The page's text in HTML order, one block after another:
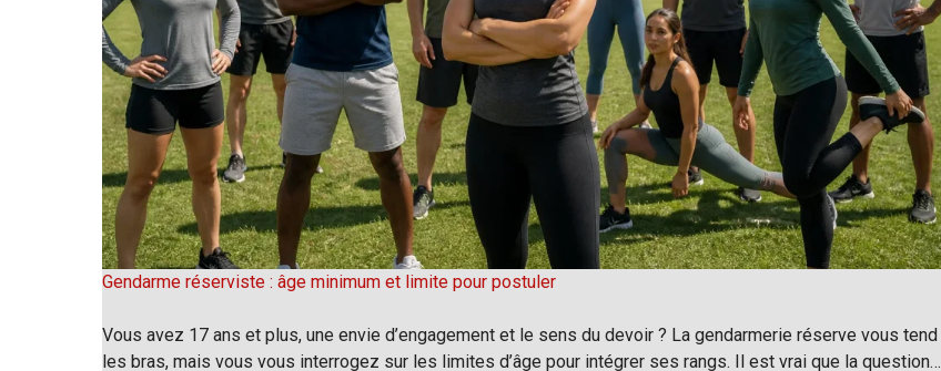
Gendarme réserviste : âge minimum et limite pour postuler
Vous avez 17 ans et plus, une envie d’engagement et le sens du devoir ? La gendarmerie réserve vous tend
les bras, mais vous vous interrogez sur les limites d’âge pour intégrer ses rangs. Il est vrai que la question…